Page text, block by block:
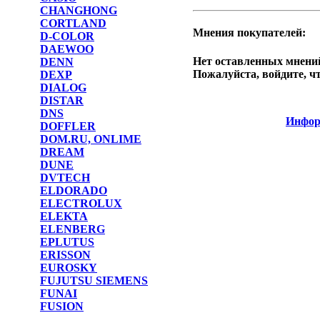
CHANGHONG
CORTLAND
D-COLOR
DAEWOO
DENN
DEXP
DIALOG
DISTAR
DNS
DOFFLER
DOM.RU, ONLIME
DREAM
DUNE
DVTECH
ELDORADO
ELECTROLUX
ELEKTA
ELENBERG
EPLUTUS
ERISSON
EUROSKY
FUJUTSU SIEMENS
FUNAI
FUSION
Мнения покупателей:
Нет оставленных
Пожалуйста, войдите,